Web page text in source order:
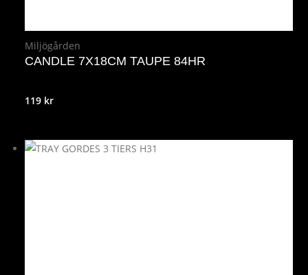
Miljögården
CANDLE 7X18CM TAUPE 84HR
119 kr